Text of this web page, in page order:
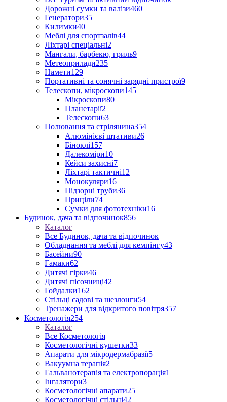
Дорожні сумки та валізи460
Генератори35
Килимки40
Меблі для спортзалів44
Ліхтарі спеціальні2
Мангали, барбекю, гриль9
Метеоприлади235
Намети129
Портативні та сонячні зарядні пристрої9
Телескопи, мікроскопи145
Мікроскопи80
Планетарії2
Телескопи63
Полювання та стрілянина354
Алюмінієві штативи26
Біноклі157
Далекоміри10
Кейси захисні7
Ліхтарі тактичні12
Монокуляри16
Підзорні труби36
Приціли74
Сумки для фототехніки16
Будинок, дача та відпочинок856
Каталог
Все Будинок, дача та відпочинок
Обладнання та меблі для кемпінгу43
Басейни90
Гамаки62
Дитячі гірки46
Дитячі пісочниці42
Гойдалки162
Стільці садові та шезлонги54
Тренажери для відкритого повітря357
Косметологія254
Каталог
Все Косметологія
Косметологічні кушетки33
Апарати для мікродермабразії5
Вакуумна терапія2
Гальванотерапія та електропорація1
Інгалятори3
Косметологічні апарати25
Косметологічні стільці42